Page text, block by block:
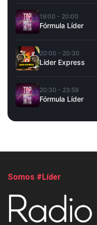
19:00 - 20:00
Fórmula Líder
20:00 - 20:30
Líder Express
20:30 - 23:59
Fórmula Líder
Somos #Líder